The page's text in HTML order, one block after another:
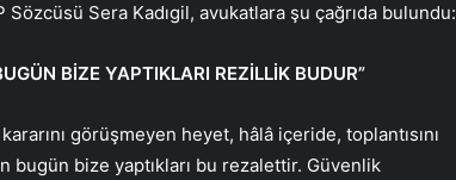
Sera Kadıgil, avukatlara şu çağrıda bulundu:
BİZE YAPTIKLARI REZİLLİK BUDUR”
görüşmeyen heyet, hâlâ içeride, toplantısını
bugün bize yaptıkları bu rezalettir. Güvenlik